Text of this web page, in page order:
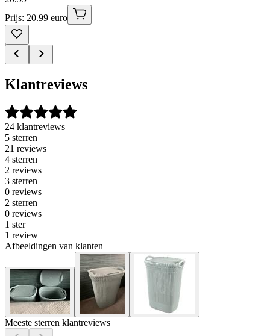
Prijs: 20.99 euro
Klantreviews
24 klantreviews
5 sterren
21 reviews
4 sterren
2 reviews
3 sterren
0 reviews
2 sterren
0 reviews
1 ster
1 review
Afbeeldingen van klanten
Meeste sterren klantreviews